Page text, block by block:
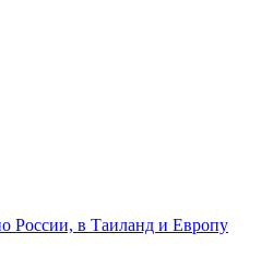
России, в Таиланд и Европу